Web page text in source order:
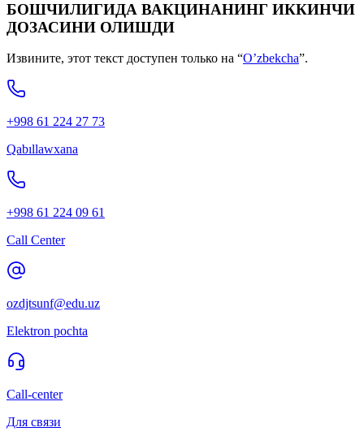
БОШЧИЛИГИДА ВАКЦИНАНИНГ ИККИНЧИ
ДОЗАСИНИ ОЛИШДИ
Извините, этот текст доступен только на “O’zbekcha”.
+998 61 224 27 73
Qabıllawxana
+998 61 224 09 61
Call Center
ozdjtsunf@edu.uz
Elektron pochta
Call-center
Для связи